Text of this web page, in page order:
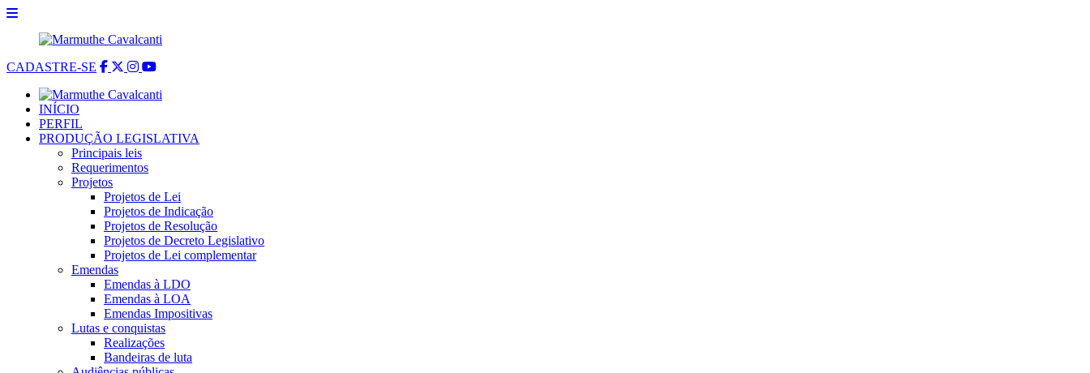
CADASTRE-SE
INÍCIO
PERFIL
PRODUÇÃO LEGISLATIVA
Principais leis
Requerimentos
Projetos
Projetos de Lei
Projetos de Indicação
Projetos de Resolução
Projetos de Decreto Legislativo
Projetos de Lei complementar
Emendas
Emendas à LDO
Emendas à LOA
Emendas Impositivas
Lutas e conquistas
Realizações
Bandeiras de luta